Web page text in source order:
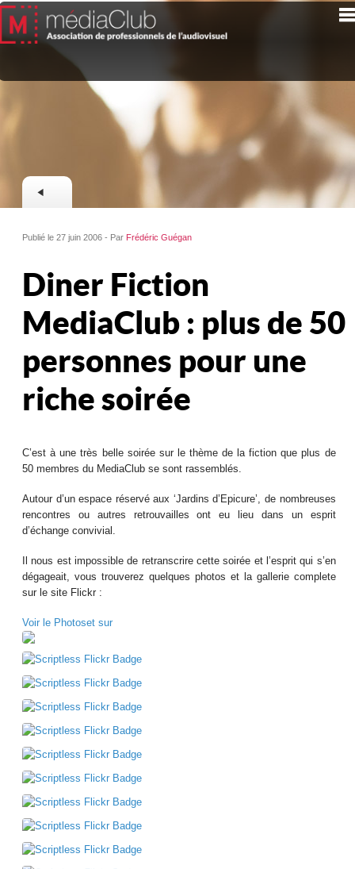
Publié le 27 juin 2006 - Par Frédéric Guégan
Diner Fiction
MediaClub : plus de 50
personnes pour une
riche soirée
C’est à une très belle soirée sur le thème de la fiction que plus de
50 membres du MediaClub se sont rassemblés.
Autour d’un espace réservé aux ‘Jardins d’Epicure’, de nombreuses
rencontres ou autres retrouvailles ont eu lieu dans un esprit
d’échange convivial.
Il nous est impossible de retranscrire cette soirée et l’esprit qui s’en
dégageait, vous trouverez quelques photos et la gallerie complete
sur le site Flickr :
Voir le Photoset sur